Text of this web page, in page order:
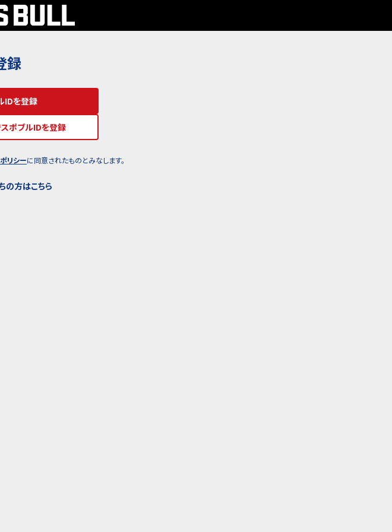
録
IDを登録
ポブルIDを登録
リシーに同意されたものとみなします。
の方はこちら